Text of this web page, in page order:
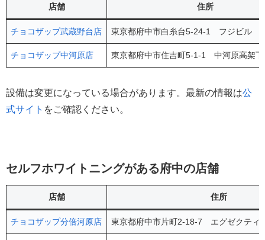
店舗 住所
チョコザップ武蔵野台店 東京都府中市白糸台5-24-1 フジビル
チョコザップ中河原店 東京都府中市住吉町5-1-1 中河原高架
設備は変更になっている場合があります。最新の情報は公
式サイト をご確認ください。
セルフホワイトニングがある府中の店舗
店舗 住所
チョコザップ分倍河原店 東京都府中市片町2-18-7 エグゼクテ